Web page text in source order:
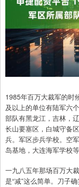
1985年百万大裁军的时
及以上的单位有陆军六
部队有黑龙江，吉林，
长山要塞区，白城守备
兵。军区步兵学校。空
岛基地，大连海军学校等
一九八五年那场百万大
是“减”这么简单。刀子